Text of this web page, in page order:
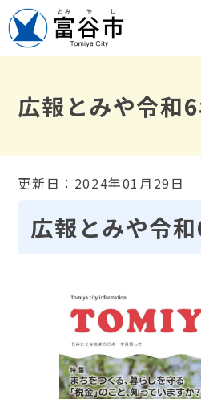
広報とみや令和
更新日：2024年01月29日
広報とみや令